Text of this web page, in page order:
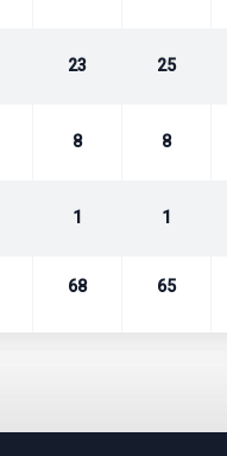
23 25
8 8
1 1
68 65